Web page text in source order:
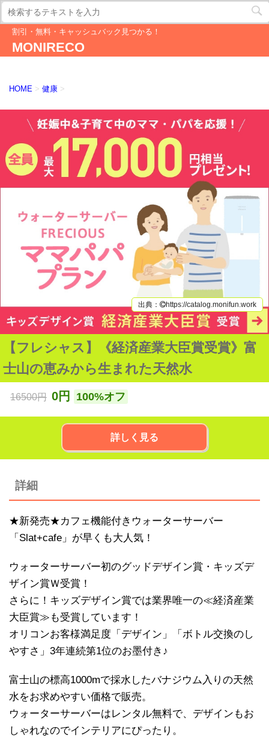
割引・無料・キャッシュバック見つかる！
MONIRECO
HOME > 健康 >
https://catalog.monifun.work
【フレシャス】《経済産業大臣賞受賞》富
士山の恵みから生まれた天然水
16500円 0円 100%オフ
詳しく見る
詳細
★新発売★カフェ機能付きウォーターサーバー
「Slat+cafe」が早くも大人気！
ウォーターサーバー初のグッドデザイン賞・キッズデ
ザイン賞Ｗ受賞！
さらに！キッズデザイン賞では業界唯一の≪経済産業
大臣賞≫も受賞しています！
オリコンお客様満足度「デザイン」「ボトル交換のし
やすさ」3年連続第1位のお墨付き♪
富士山の標高1000mで採水したバナジウム入りの天然
水をお求めやすい価格で販売。
ウォーターサーバーはレンタル無料で、デザインもお
しゃれなのでインテリアにぴったり。